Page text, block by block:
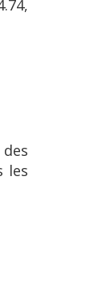
les